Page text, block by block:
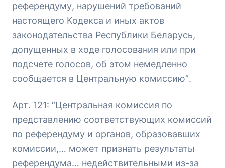
референдуму, нарушений требований
настоящего Кодекса и иных актов
законодательства Республики Беларусь,
допущенных в ходе голосования или при
подсчете голосов, об этом немедленно
сообщается в Центральную комиссию”.
Арт. 121: “Центральная комиссия по
представлению соответствующих комиссий
по референдуму и органов, образовавших
комиссии,… может признать результаты
референдума… недействительными из-за